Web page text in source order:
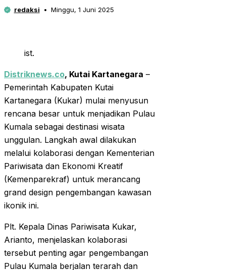
redaksi Minggu, 1 Juni 2025
ist.
Distriknews.co, Kutai Kartanegara –
Pemerintah Kabupaten Kutai
Kartanegara (Kukar) mulai menyusun
rencana besar untuk menjadikan Pulau
Kumala sebagai destinasi wisata
unggulan. Langkah awal dilakukan
melalui kolaborasi dengan Kementerian
Pariwisata dan Ekonomi Kreatif
(Kemenparekraf) untuk merancang
grand design pengembangan kawasan
ikonik ini.
Plt. Kepala Dinas Pariwisata Kukar,
Arianto, menjelaskan kolaborasi
tersebut penting agar pengembangan
Pulau Kumala berjalan terarah dan